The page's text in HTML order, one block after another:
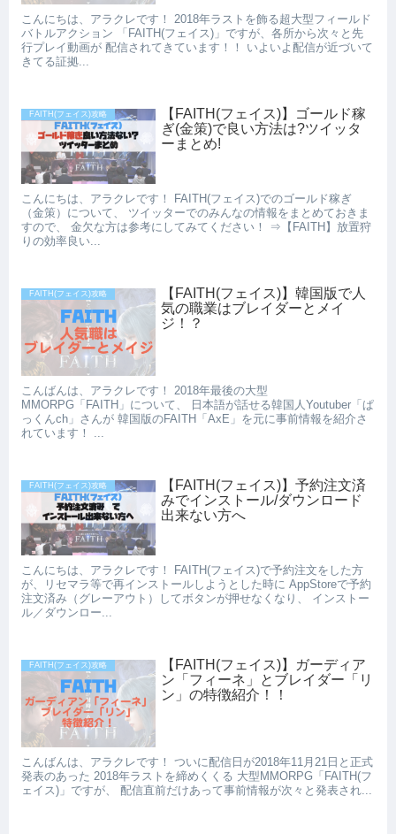
こんにちは、アラクレです！ 2018年ラストを飾る超大型フィールド
バトルアクション 「FAITH(フェイス)」ですが、各所から次々と先
行プレイ動画が 配信されてきています！！ いよいよ配信が近づいて
きてる証拠...
FAITH(フェイス)攻略
【FAITH(フェイス)】ゴールド稼
ぎ(金策)で良い方法は?ツイッタ
ーまとめ!
こんにちは、アラクレです！ FAITH(フェイス)でのゴールド稼ぎ
（金策）について、 ツイッターでのみんなの情報をまとめておきま
すので、 金欠な方は参考にしてみてください！ ⇒【FAITH】放置狩
りの効率良い...
FAITH(フェイス)攻略
【FAITH(フェイス)】韓国版で人
気の職業はブレイダーとメイ
ジ！？
こんばんは、アラクレです！ 2018年最後の大型
MMORPG「FAITH」について、 日本語が話せる韓国人Youtuber「ぱ
っくんch」さんが 韓国版のFAITH「AxE」を元に事前情報を紹介さ
れています！ ...
FAITH(フェイス)攻略
【FAITH(フェイス)】予約注文済
みでインストール/ダウンロード
出来ない方へ
こんにちは、アラクレです！ FAITH(フェイス)で予約注文をした方
が、リセマラ等で再インストールしようとした時に AppStoreで予約
注文済み（グレーアウト）してボタンが押せなくなり、 インストー
ル／ダウンロー...
FAITH(フェイス)攻略
【FAITH(フェイス)】ガーディア
ン「フィーネ」とブレイダー「リ
ン」の特徴紹介！！
こんばんは、アラクレです！ ついに配信日が2018年11月21日と正式
発表のあった 2018年ラストを締めくくる 大型MMORPG「FAITH(フ
ェイス)」ですが、 配信直前だけあって事前情報が次々と発表され...